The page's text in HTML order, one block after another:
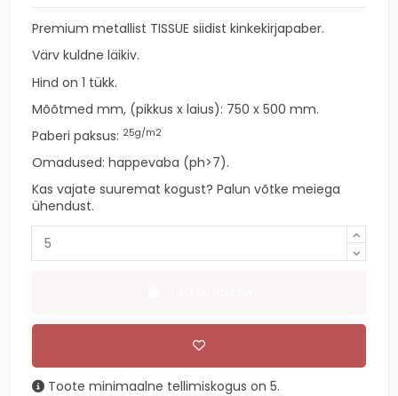
Premium metallist TISSUE siidist kinkekirjapaber.
Värv kuldne läikiv.
Hind on 1 tükk.
Mõõtmed mm, (pikkus x laius): 750 x 500 mm.
Paberi paksus: 25g/m2
Omadused: happevaba (ph>7).
Kas vajate suuremat kogust? Palun võtke meiega
ühendust.
Toote minimaalne tellimiskogus on 5.